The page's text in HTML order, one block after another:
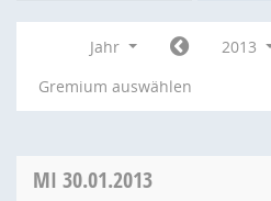
Jahr
2013
Gremium auswählen
MI 30.01.2013